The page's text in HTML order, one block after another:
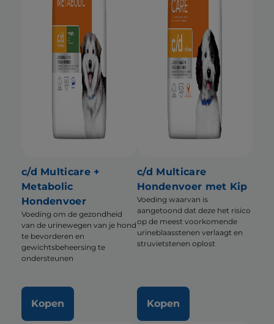
c/d Multicare +
Metabolic
Hondenvoer
Voeding om de gezondheid
van de urinewegen van je hond
te bevorderen en
gewichtsbeheersing te
ondersteunen
Kopen
c/d Multicare
Hondenvoer met Kip
Voeding waarvan is
aangetoond dat deze het risico
op de meest voorkomende
urineblaasstenen verlaagt en
struvietstenen oplost
Kopen